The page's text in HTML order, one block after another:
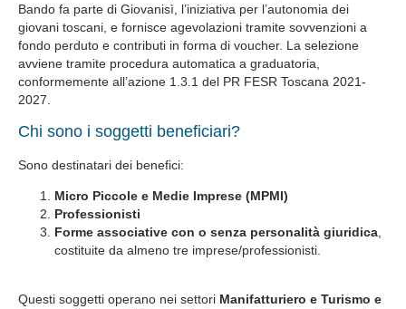
Bando fa parte di Giovanisì, l’iniziativa per l’autonomia dei
giovani toscani, e fornisce agevolazioni tramite sovvenzioni a
fondo perduto e contributi in forma di voucher. La selezione
avviene tramite procedura automatica a graduatoria,
conformemente all’azione 1.3.1 del PR FESR Toscana 2021-
2027.
Chi sono i soggetti beneficiari?
Sono destinatari dei benefici:
Micro Piccole e Medie Imprese (MPMI)
Professionisti
Forme associative con o senza personalità giuridica
costituite da almeno tre imprese/professionisti.
Questi soggetti operano nei settori Manifatturiero e Turismo e